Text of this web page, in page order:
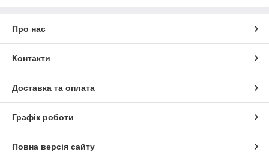
Про нас
Контакти
Доставка та оплата
Графік роботи
Повна версія сайту